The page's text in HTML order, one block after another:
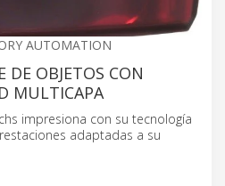
AUTOMATION
DE OBJETOS CON
MULTICAPA
impresiona con su tecnología
adaptadas a su